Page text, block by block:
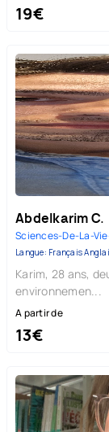
19€
Abdelkarim C.
Langue: Français
Karim, 28 ans,
environnemen...
A partir de
13€